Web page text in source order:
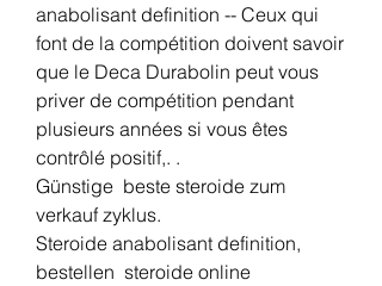
anabolisant definition -- Ceux qui
font de la compétition doivent savoir
que le Deca Durabolin peut vous
priver de compétition pendant
plusieurs années si vous êtes
contrôlé positif,. .
Günstige  beste steroide zum
verkauf zyklus.
Steroide anabolisant definition,
bestellen  steroide online